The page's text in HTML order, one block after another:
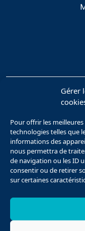
Gérer
Pour offrir les
technologies telles que
informations des
nous permettra de
de navigation ou les ID
consentir ou de retirer
sur certaines
10
80080